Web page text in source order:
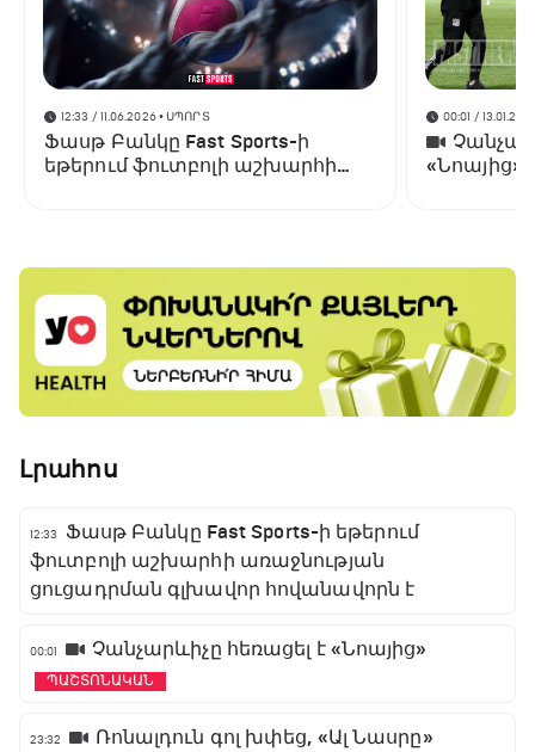
12:33 / 11.06.2026• ՍՊՈՐՏ
Ֆասթ Բանկը Fast Sports-ի
եթերում ֆուտբոլի աշխարհի
00:01 /
«Նոայից»
Լրահոս
12:33
Ֆասթ Բանկը Fast Sports-ի եթերում
ֆուտբոլի աշխարհի առաջնության
ցուցադրման գլխավոր հովանավորն է
00:01 Չանչարևիչը հեռացել է «Նոայից»
ՊԱՇՏՈՆԱԿԱՆ
23:32
Ռոնալդուն գոլ խփեց, «Ալ Նասրը»